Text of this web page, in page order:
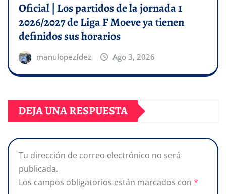
Oficial | Los partidos de la jornada 1
2026/2027 de Liga F Moeve ya tienen
definidos sus horarios
manulopezfdez Ago 3, 2026
DEJA UNA RESPUESTA
Tu dirección de correo electrónico no será
publicada.
Los campos obligatorios están marcados con *